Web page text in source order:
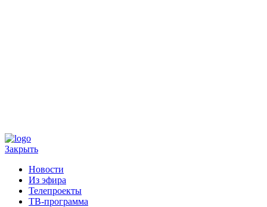
Закрыть
Новости
Из эфира
Телепроекты
ТВ-программа